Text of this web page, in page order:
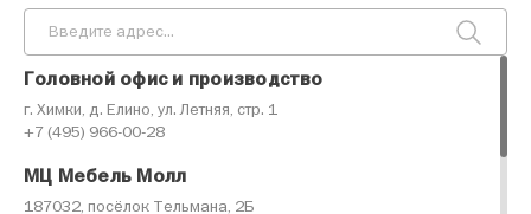
Головной офис и производство
г. Химки, д. Елино, ул. Летняя, стр. 1
+7 (495) 966-00-28
МЦ Мебель Молл
187032, посёлок Тельмана, 2Б